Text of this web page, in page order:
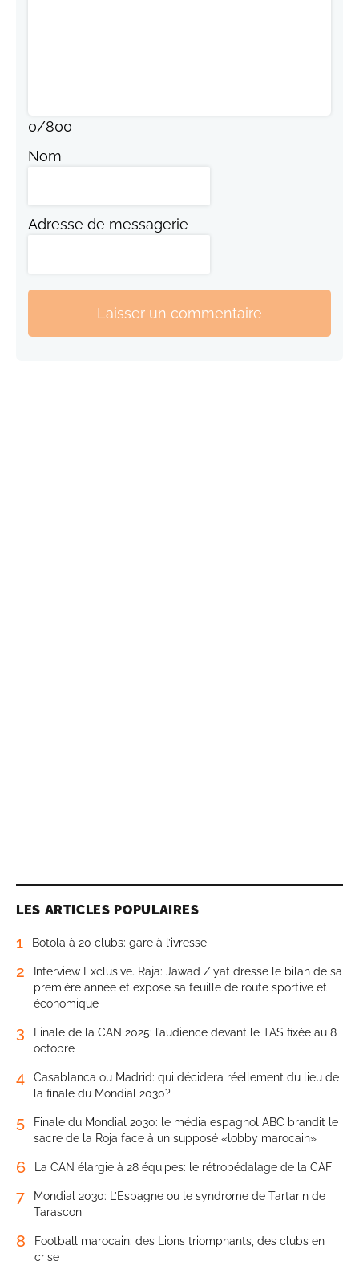
0/800
Nom
Adresse de messagerie
Laisser un commentaire
LES ARTICLES POPULAIRES
1 Botola à 20 clubs: gare à l’ivresse
2
Interview Exclusive. Raja: Jawad Ziyat dresse le bilan de sa
première année et expose sa feuille de route sportive et
économique
3
Finale de la CAN 2025: l’audience devant le TAS fixée au 8
octobre
4
Casablanca ou Madrid: qui décidera réellement du lieu de
la finale du Mondial 2030?
5
Finale du Mondial 2030: le média espagnol ABC brandit le
sacre de la Roja face à un supposé «lobby marocain»
6 La CAN élargie à 28 équipes: le rétropédalage de la CAF
7
Mondial 2030: L’Espagne ou le syndrome de Tartarin de
Tarascon
8
Football marocain: des Lions triomphants, des clubs en
crise